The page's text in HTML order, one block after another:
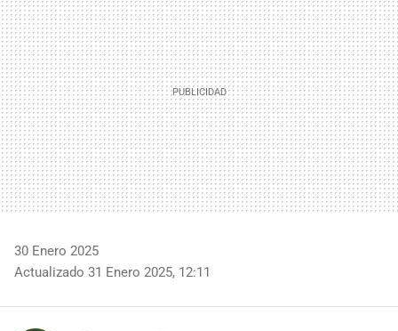
30 Enero 2025
Actualizado 31 Enero 2025, 12:11